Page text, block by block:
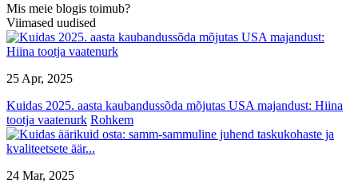
Mis meie blogis toimub?
Viimased uudised
25 Apr, 2025
Kuidas 2025. aasta kaubandussõda mõjutas USA majandust: Hiina
tootja vaatenurk Rohkem
24 Mar, 2025